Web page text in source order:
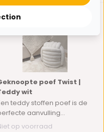
poef Twist |
wit
teddy stoffen poef is de
aanvulling...
op voorraad